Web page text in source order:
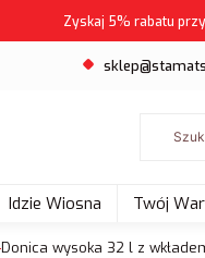
Zyskaj 5% rabatu
Idzie Wiosna Twój
Donica wysoka 32 l z